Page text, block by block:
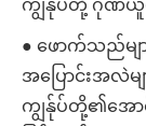
ကျွန်ုပ်တို့ ဂုဏ်ယူ
● ဖောက်သည်မျ
အပြောင်းအလဲမ
ကျွန်ုပ်တို့၏အော